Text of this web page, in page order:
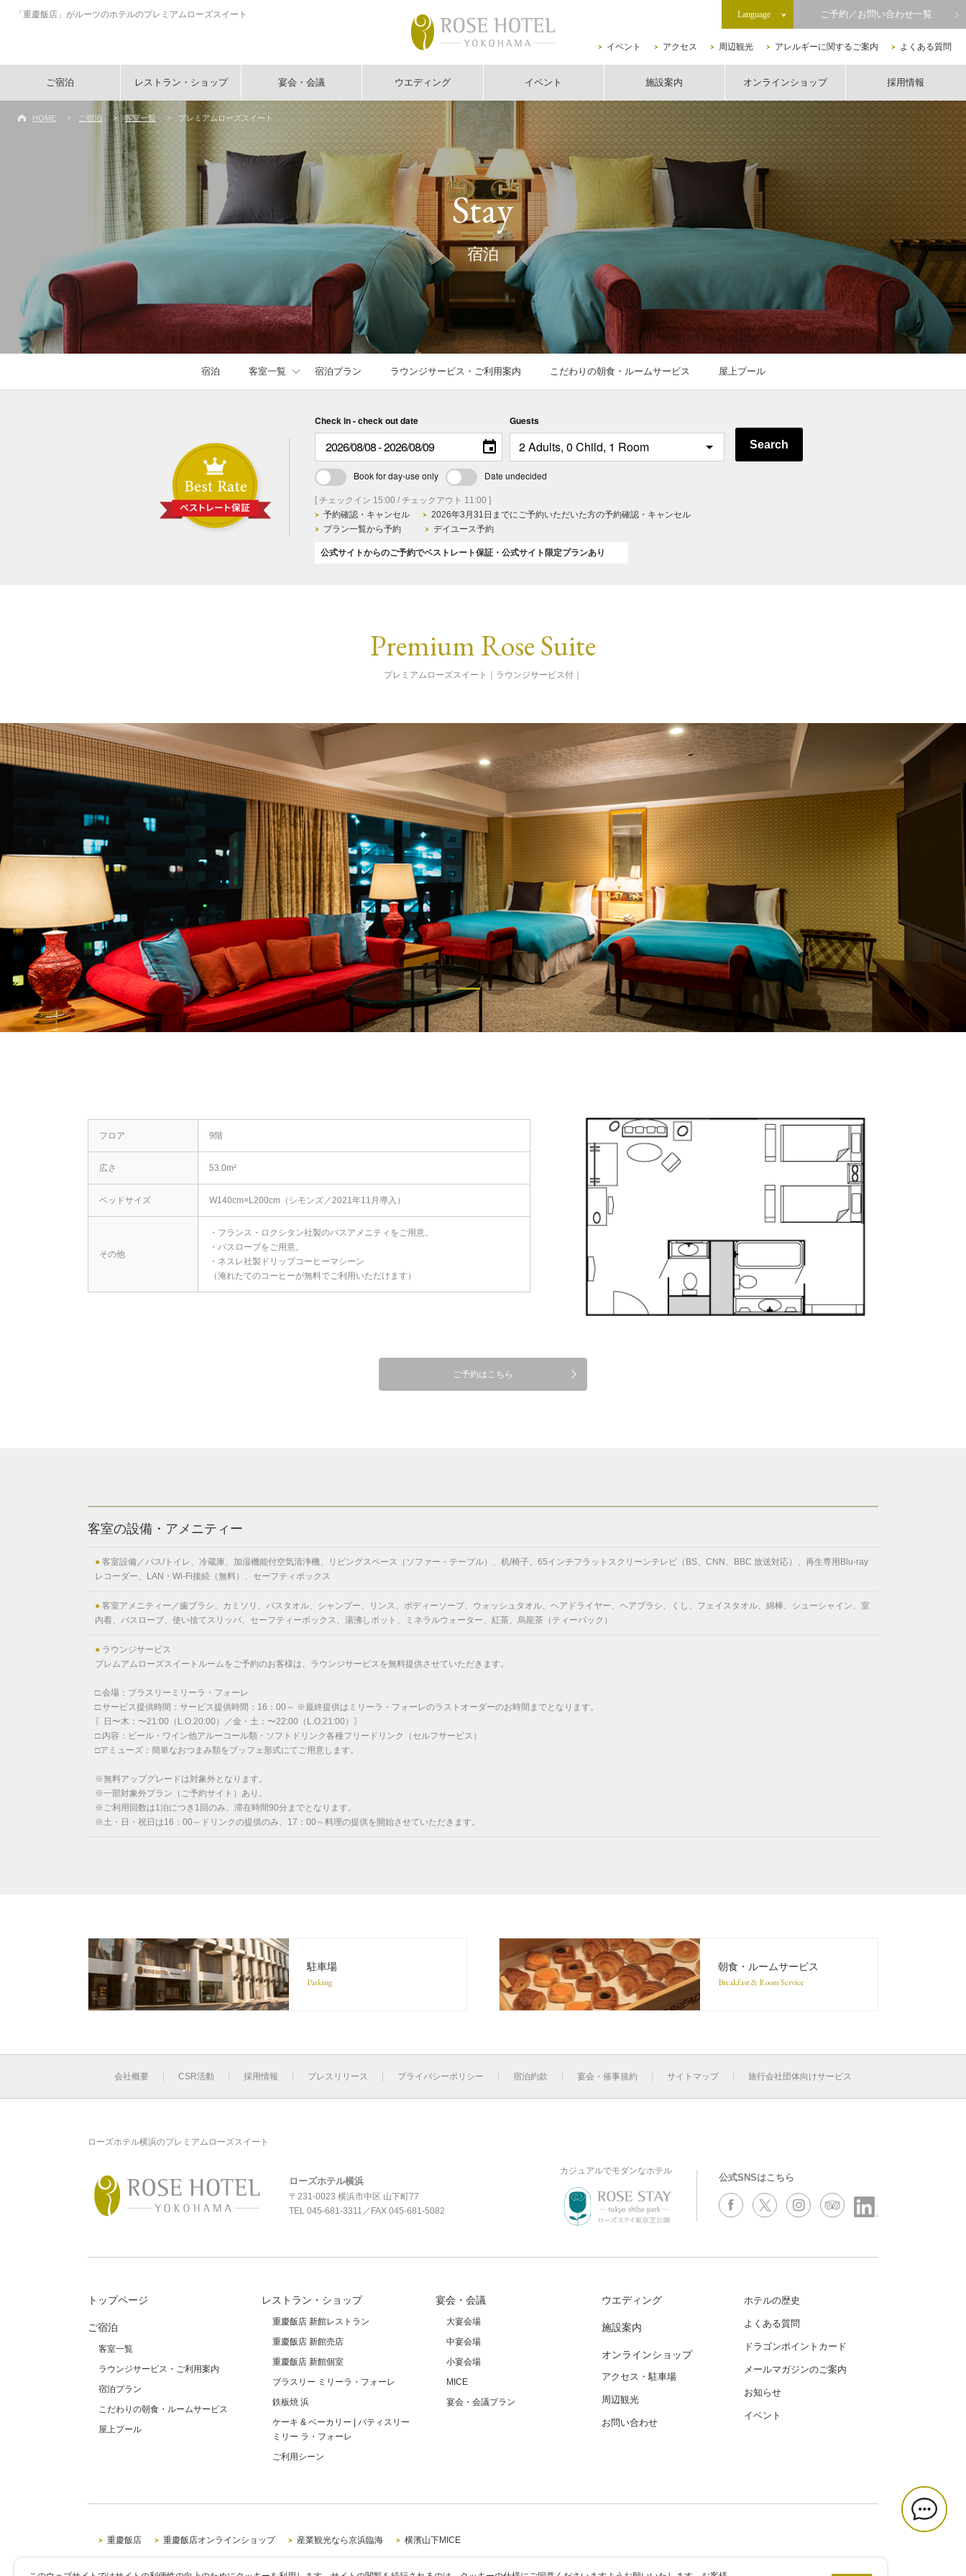
「重慶飯店」がルーツのホテルのプレミアムローズスイート
イベント アクセス 周辺観光 アレルギーに関するご案内 よくある質問
ご宿泊 レストラン・ショップ 宴会・会議 ウエディング イベント 施設案内 オンラインショップ 採用情報
Language ご予約／お問い合わせ一覧
HOME ご宿泊 客室一覧 プレミアムローズスイート
Stay
宿泊
宿泊 客室一覧 宿泊プラン ラウンジサービス・ご利用案内 こだわりの朝食・ルームサービス 屋上プール
Check in - check out date Guests
Search
Book for day-use only Date undecided
[ チェックイン 15:00 / チェックアウト 11:00 ]
予約確認・キャンセル
2026年3月31日までにご予約いただいた方の予約確認・キャンセル
プラン一覧から予約
デイユース予約
公式サイトからのご予約でベストレート保証・公式サイト限定プランあり
Premium Rose Suite
プレミアムローズスイート｜ラウンジサービス付｜
フロア 9階
広さ 53.0m²
ベッドサイズ W140cm×L200cm（シモンズ／2021年11月導入）
その他
・フランス・ロクシタン社製のバスアメニティをご用意。
・バスローブをご用意。
・ネスレ社製ドリップコーヒーマシーン
（淹れたてのコーヒーが無料でご利用いただけます）
ご予約はこちら
客室の設備・アメニティー
● 客室設備／バス/トイレ、冷蔵庫、加湿機能付空気清浄機、リビングスペース（ソファー・テーブル）、机/椅子、65インチフラットスクリーンテレビ（BS、CNN、BBC 放送対応）、再生専用Blu-ray
レコーダー、LAN・Wi-Fi接続（無料）、セーフティボックス
● 客室アメニティー／歯ブラシ、カミソリ、バスタオル、シャンプー、リンス、ボディーソープ、ウォッシュタオル、ヘアドライヤー、ヘアブラシ、くし、フェイスタオル、綿棒、シューシャイン、室
内着、バスローブ、使い捨てスリッパ、セーフティーボックス、湯沸しポット、ミネラルウォーター、紅茶、烏龍茶（ティーパック）
● ラウンジサービス
プレムアムローズスイートルームをご予約のお客様は、ラウンジサービスを無料提供させていただきます。
□.会場：ブラスリーミリーラ・フォーレ
□.サービス提供時間：サービス提供時間：16：00～ ※最終提供はミリーラ・フォーレのラストオーダーのお時間までとなります。
〖日〜木：〜21:00（L.O.20:00）／金・土：〜22:00（L.O.21:00）〗
□.内容：ビール・ワイン他アルーコール類・ソフトドリンク各種フリードリンク（セルフサービス）
□アミューズ：簡単なおつまみ類をブッフェ形式にてご用意します。
※無料アップグレードは対象外となります。
※一部対象外プラン（ご予約サイト）あり。
※ご利用回数は1泊につき1回のみ、滞在時間90分までとなります。
※土・日・祝日は16：00～ドリンクの提供のみ、17：00～料理の提供を開始させていただきます。
駐車場
Parking
朝食・ルームサービス
Breakfast & Room Service
会社概要 CSR活動 採用情報 プレスリリース プライバシーポリシー 宿泊約款 宴会・催事規約 サイトマップ 旅行会社団体向けサービス
ローズホテル横浜のプレミアムローズスイート
ローズホテル横浜
〒231-0023 横浜市中区 山下町77
TEL 045-681-3311 ／FAX 045-681-5082
カジュアルでモダンなホテル
公式SNSはこちら
トップページ
ご宿泊
客室一覧
ラウンジサービス・ご利用案内
宿泊プラン
こだわりの朝食・ルームサービス
屋上プール
レストラン・ショップ
重慶飯店 新館レストラン
重慶飯店 新館売店
重慶飯店 新館個室
ブラスリー ミリーラ・フォーレ
鉄板焼 浜
ケーキ & ベーカリー | パティスリー
ミリー ラ・フォーレ
ご利用シーン
宴会・会議
大宴会場
中宴会場
小宴会場
MICE
宴会・会議プラン
ウエディング
施設案内
オンラインショップ
アクセス・駐車場
周辺観光
お問い合わせ
ホテルの歴史
よくある質問
ドラゴンポイントカード
メールマガジンのご案内
お知らせ
イベント
重慶飯店 重慶飯店オンラインショップ 産業観光なら京浜臨海 横濱山下MICE